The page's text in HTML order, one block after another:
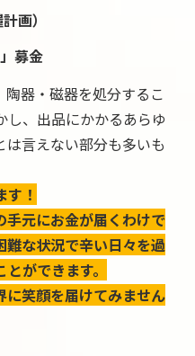
画）
募金
器・磁器を処分するこ
し、出品にかかるあらゆ
言えない部分も多いも
！
手元にお金が届くわけで
難な状況で辛い日々を過
ができます。
に笑顔を届けてみません